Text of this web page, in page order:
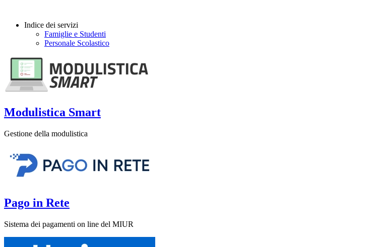
Indice dei servizi
Famiglie e Studenti
Personale Scolastico
Modulistica Smart
Gestione della modulistica
Pago in Rete
Sistema dei pagamenti on line del MIUR